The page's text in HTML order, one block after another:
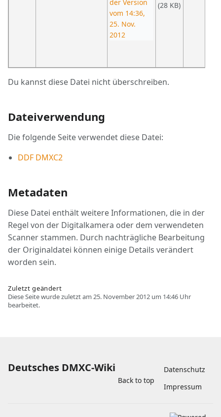
(28 KB)
Du kannst diese Datei nicht überschreiben.
Dateiverwendung
Die folgende Seite verwendet diese Datei:
DDF DMXC2
Metadaten
Diese Datei enthält weitere Informationen, die in der
Regel von der Digitalkamera oder dem verwendeten
Scanner stammen. Durch nachträgliche Bearbeitung
der Originaldatei können einige Details verändert
worden sein.
Zuletzt geändert
Diese Seite wurde zuletzt am 25. November 2012 um 14:46 Uhr
bearbeitet.
Deutsches DMXC-Wiki
Back to top
Datenschutz
Impressum